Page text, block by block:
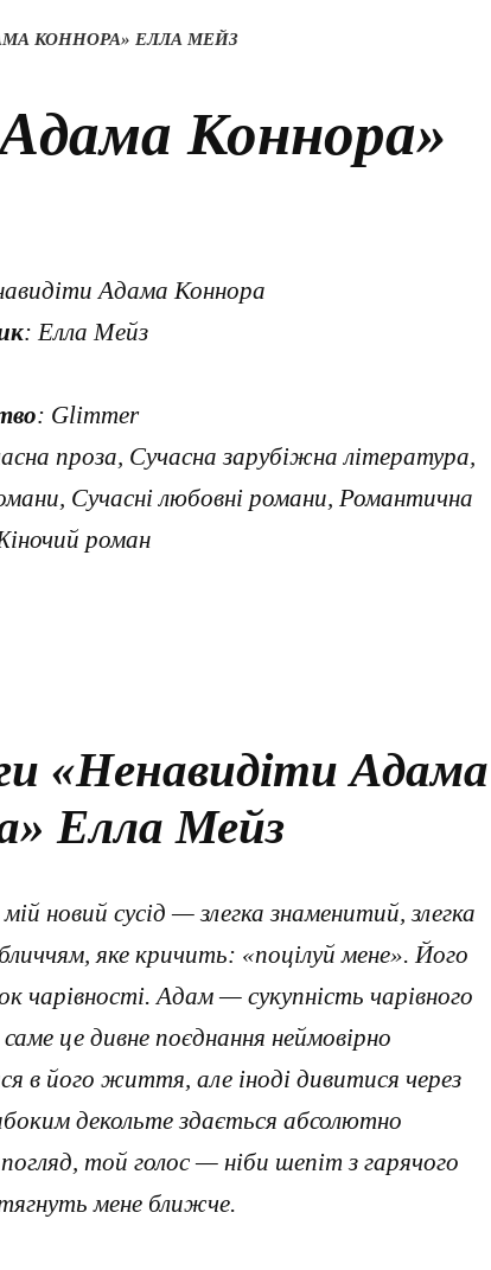
КОННОРА» ЕЛЛА МЕЙЗ
Коннора»
Адама Коннора
: Елла Мейз
: Glimmer
проза, Сучасна зарубіжна література,
Сучасні любовні романи, Романтична
роман
«Ненавидіти Адама
Елла Мейз
новий сусід — злегка знаменитий, злегка
яке кричить: «поцілуй мене». Його
чарівності. Адам — сукупність чарівного
це дивне поєднання неймовірно
в його життя, але іноді дивитися через
декольте здається абсолютно
той голос — ніби шепіт з гарячого
мене ближче.